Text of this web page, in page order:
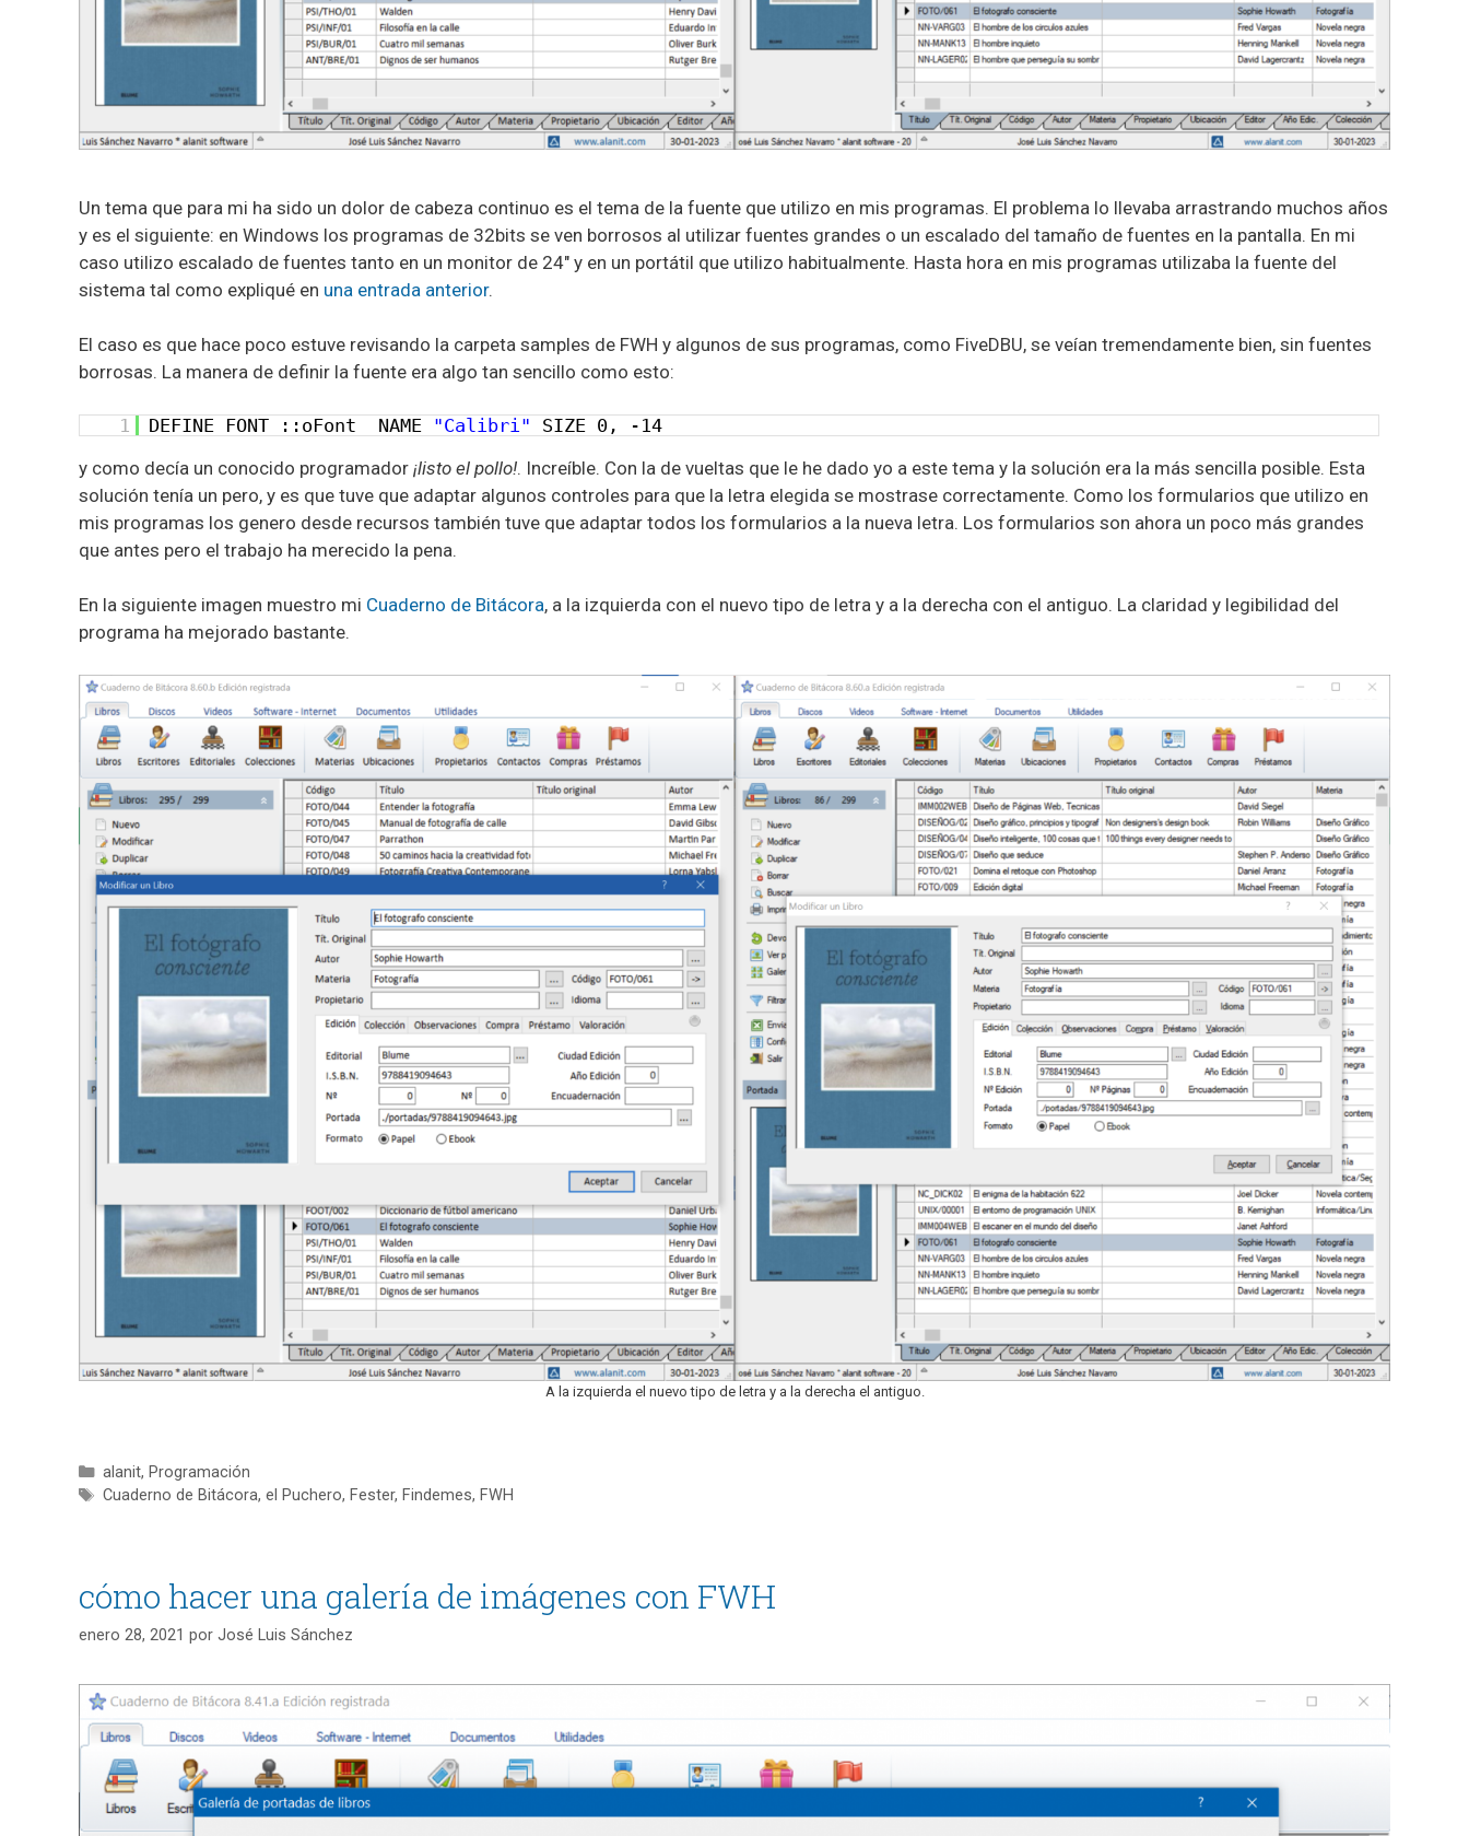
Un tema que para mi ha sido un dolor de cabeza continuo es el tema de la fuente que utilizo en mis programas. El problema lo llevaba arrastrando muchos años
y es el siguiente: en Windows los programas de 32bits se ven borrosos al utilizar fuentes grandes o un escalado del tamaño de fuentes en la pantalla. En mi
caso utilizo escalado de fuentes tanto en un monitor de 24″ y en un portátil que utilizo habitualmente. Hasta hora en mis programas utilizaba la fuente del
sistema tal como expliqué en una entrada anterior.
El caso es que hace poco estuve revisando la carpeta samples de FWH y algunos de sus programas, como FiveDBU, se veían tremendamente bien, sin fuentes
borrosas. La manera de definir la fuente era algo tan sencillo como esto:
1 DEFINE FONT ::oFont NAME "Calibri"
SIZE 0, -14
y como decía un conocido programador ¡listo el pollo!. Increíble. Con la de vueltas que le he dado yo a este tema y la solución era la más sencilla posible. Esta
solución tenía un pero, y es que tuve que adaptar algunos controles para que la letra elegida se mostrase correctamente. Como los formularios que utilizo en
mis programas los genero desde recursos también tuve que adaptar todos los formularios a la nueva letra. Los formularios son ahora un poco más grandes
que antes pero el trabajo ha merecido la pena.
En la siguiente imagen muestro mi Cuaderno de Bitácora, a la izquierda con el nuevo tipo de letra y a la derecha con el antiguo. La claridad y legibilidad del
programa ha mejorado bastante.
A la izquierda el nuevo tipo de letra y a la derecha el antiguo.
Categorías
alanit, Programación
Etiquetas
Cuaderno de Bitácora, el Puchero, Fester, Findemes, FWH
cómo hacer una galería de imágenes con FWH
enero 28, 2021 por José Luis Sánchez